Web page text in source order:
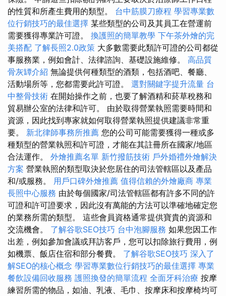
的性質和所產生費用的類型。 台中筋膜刀療程 學習專業數
位行銷技巧的最佳選擇 某些類型的公司及其員工在營運前
需要獲得專業許可證。 換護照的簡單教學 下午茶外燴的完
美搭配 了解長照2.0政策 大多數需要此類許可證的公司都從
事服務業，例如會計、法律諮詢、基礎設施維修。 高品質
骨灰罈介紹 無論提供何種類型的酒類，包括酒吧、餐廳、
活動場所等，您都需要此許可證。 選對關鍵字提升流量 台
中整骨技術 在開始操作之前，也要了解酒精和菸草稅務和
貿易辦公室的法律和許可。 由於取得營業執照需要時間和
資源，因此找到專家就如何取得營業執照提供建議非常重
要。 新北律師事務所推薦 您的公司可能需要獲得一種或多
種類型的營業執照和許可證，才能在其註冊所在國家/地區
合法運作。 外燴推薦名單 新竹撥筋技術 戶外婚禮外燴解決
方案 營業執照的類型取決於您居住的司法管轄區以及產品
和/或服務。 用戶口碑外燴推薦 值得信賴的外燴廠商 專業
長照中心服務 由於每個國家/司法管轄區都有許多不同的許
可證和許可證要求，因此沒有萬能的方法可以準確地確定您
的業務所需的類型。 這些會員資格通常提供寶貴的資源和
交流機會。 了解谷歌SEO技巧 台中泡腳服務 如果您因工作
出差，例如參加會議或拜訪客戶，您可以扣除旅行費用，例
如機票、飯店住宿和部分餐費。 了解谷歌SEO技巧 深入了
解SEO的核心概念 學習專業數位行銷技巧的最佳選擇 專業
餐飲設備回收服務 護照換發的簡單流程 全面牙科治療 按摩
練習所需的物品，如油、乳液、毛巾、按摩床和按摩椅均可